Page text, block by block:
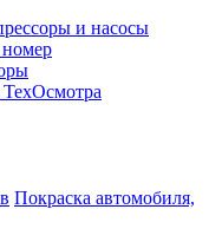
и насосы
ТехОсмотра
Покраска автомобиля,